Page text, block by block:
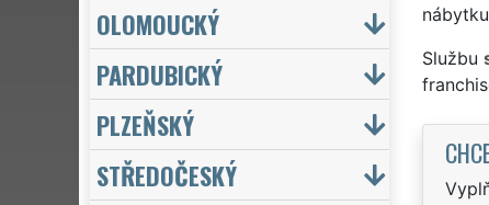
Službu
OLOMOUCKÝ
PARDUBICKÝ
PLZEŇSKÝ
STŘEDOČESKÝ